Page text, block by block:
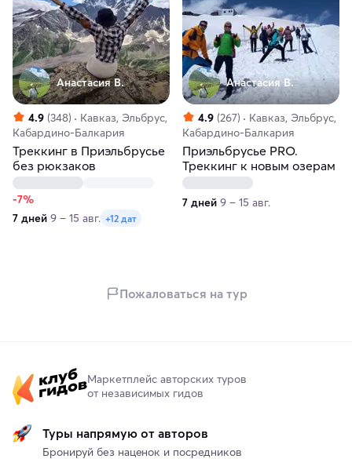
Анастасия В.
4.9 (348)
Кавказ, Эльбрус,
Кабардино-Балкария
Треккинг в Приэльбрусье
без рюкзаков
-7%
7 дней 9 – 15 авг. +12 дат
Анастасия В.
4.9 (267)
Кавказ, Эльбрус,
Кабардино-Балкария
Приэльбрусье PRO.
Треккинг к новым озерам
7 дней 9 – 15 авг.
Пожаловаться на тур
Маркетплейс авторских туров
от независимых гидов
Туры напрямую от авторов
Бронируй без наценок и посредников